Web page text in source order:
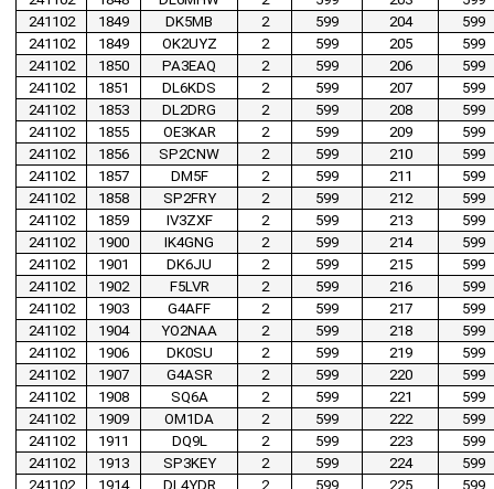
241102
1849 DK5MB 2 599 204
599
241102
1849 OK2UYZ 2 599 205
599
241102
1850 PA3EAQ 2 599 206
599
241102
1851 DL6KDS 2 599 207
599
241102
1853 DL2DRG 2 599 208
599
241102
1855 OE3KAR 2 599 209
599
241102
1856 SP2CNW 2 599 210
599
241102
1857 DM5F 2 599 211
599
241102
1858 SP2FRY 2 599 212
599
241102
1859 IV3ZXF 2 599 213
599
241102
1900 IK4GNG 2 599 214
599
241102
1901 DK6JU 2 599 215
599
241102
1902 F5LVR 2 599 216
599
241102
1903 G4AFF 2 599 217
599
241102
1904 YO2NAA 2 599 218
599
241102
1906 DK0SU 2 599 219
599
241102
1907 G4ASR 2 599 220
599
241102
1908 SQ6A 2 599 221
599
241102
1909 OM1DA 2 599 222
599
241102
1911 DQ9L 2 599 223
599
241102
1913 SP3KEY 2 599 224
599
241102
1914 DL4YDR 2 599 225
599